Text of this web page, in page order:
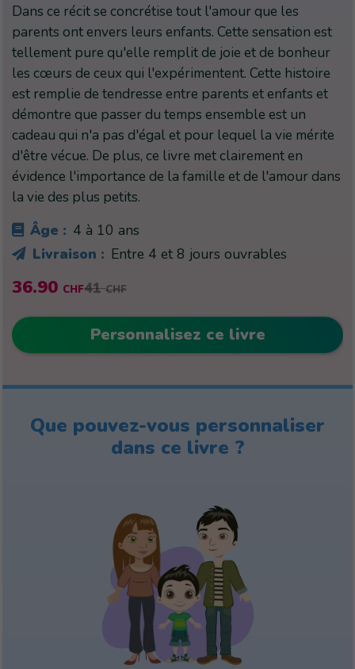
Dans ce récit se concrétise tout l'amour que les
parents ont envers leurs enfants. Cette sensation est
tellement pure qu'elle remplit de joie et de bonheur
les cœurs de ceux qui l'expérimentent. Cette histoire
est remplie de tendresse entre parents et enfants et
démontre que passer du temps ensemble est un
cadeau qui n'a pas d'égal et pour lequel la vie mérite
d'être vécue. De plus, ce livre met clairement en
évidence l'importance de la famille et de l'amour dans
la vie des plus petits.
Âge : 4 à 10 ans
Livraison : Entre 4 et 8 jours ouvrables
36.90 CHF41CHF
Personnalisez ce livre
Que pouvez-vous personnaliser
dans ce livre ?